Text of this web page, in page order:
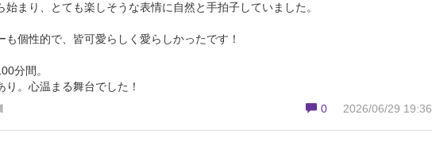
始まり、とても楽しそうな表情に自然と手拍子していました。
も個性的で、皆可愛らしく愛らしかったです！
分間。
り。心温まる舞台でした！
0
2026/06/29 19:36